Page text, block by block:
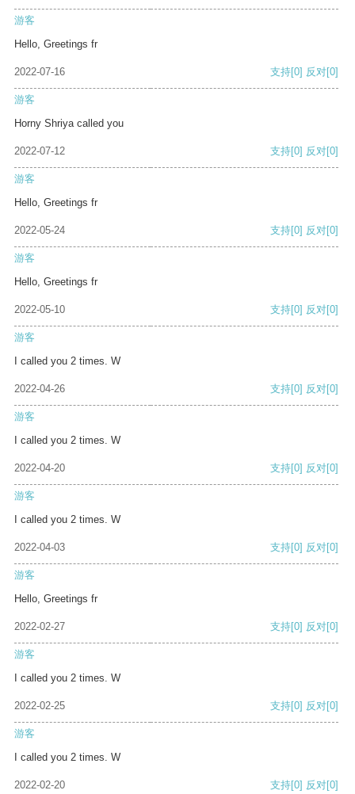
游客
Hello, Greetings fr
2022-07-16 支持[0] 反对[0]
游客
Horny Shriya called you
2022-07-12 支持[0] 反对[0]
游客
Hello, Greetings fr
2022-05-24 支持[0] 反对[0]
游客
Hello, Greetings fr
2022-05-10 支持[0] 反对[0]
游客
I called you 2 times. W
2022-04-26 支持[0] 反对[0]
游客
I called you 2 times. W
2022-04-20 支持[0] 反对[0]
游客
I called you 2 times. W
2022-04-03 支持[0] 反对[0]
游客
Hello, Greetings fr
2022-02-27 支持[0] 反对[0]
游客
I called you 2 times. W
2022-02-25 支持[0] 反对[0]
游客
I called you 2 times. W
2022-02-20 支持[0] 反对[0]